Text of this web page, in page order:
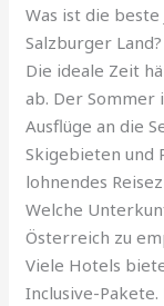
Was ist die
Salzburger Land?
Die ideale Zeit
ab. Der
Ausflüge an die
Skigebieten und
lohnendes
Welche
Österreich zu
Viele Hotels
Inclusive-